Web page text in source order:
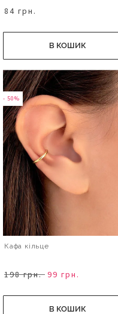
84 грн.
В КОШИК
- 50%
Кафа кільце
198 грн. 99 грн.
В КОШИК